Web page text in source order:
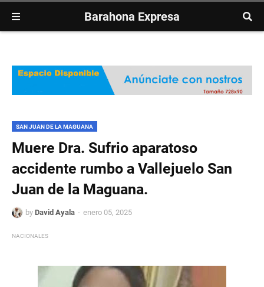
Barahona Expresa
SAN JUAN DE LA MAGUANA
Muere Dra. Sufrio aparatoso
accidente rumbo a Vallejuelo San
Juan de la Maguana.
by David Ayala enero 05, 2025
NACIONALES